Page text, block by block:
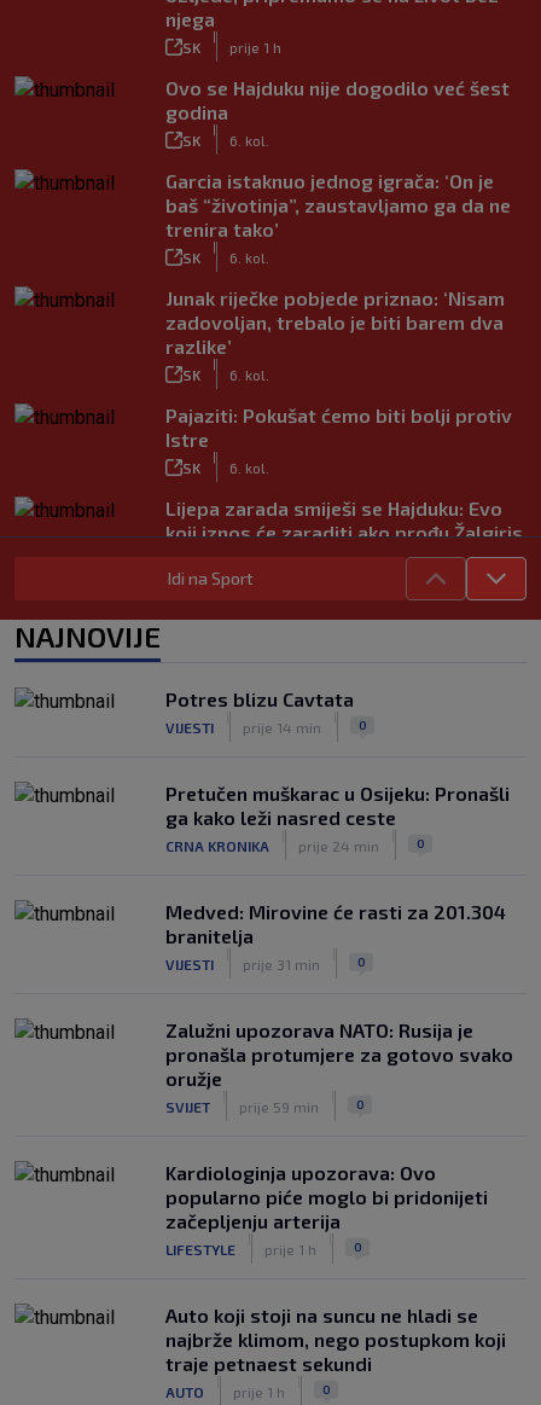
njega
SK prije 1 h
Ovo se Hajduku nije dogodilo već šest
godina
SK 6. kol.
Garcia istaknuo jednog igrača: ‘On je
baš “životinja”, zaustavljamo ga da ne
trenira tako’
SK 6. kol.
Junak riječke pobjede priznao: ‘Nisam
zadovoljan, trebalo je biti barem dva
razlike’
SK 6. kol.
Pajaziti: Pokušat ćemo biti bolji protiv
Istre
SK 6. kol.
Lijepa zarada smiješi se Hajduku: Evo
koji iznos će zaraditi ako prođu Žalgiris
Kakav spektakl! Pogledajte čudesan
doček Salaha u Turskoj
Rapsodija Hajduka u Litvi, playoff KL
praktički je osiguran! Majstorije Šege i
Pajazitija
Idi na Sport
NAJNOVIJE
Potres blizu Cavtata
VIJESTI prije 14 min 0
Pretučen muškarac u Osijeku: Pronašli
ga kako leži nasred ceste
CRNA KRONIKA prije 24 min 0
Medved: Mirovine će rasti za 201.304
branitelja
VIJESTI prije 31 min 0
Zalužni upozorava NATO: Rusija je
pronašla protumjere za gotovo svako
oružje
SVIJET prije 59 min 0
Kardiologinja upozorava: Ovo
popularno piće moglo bi pridonijeti
začepljenju arterija
LIFESTYLE prije 1 h 0
Auto koji stoji na suncu ne hladi se
najbrže klimom, nego postupkom koji
traje petnaest sekundi
AUTO prije 1 h 0